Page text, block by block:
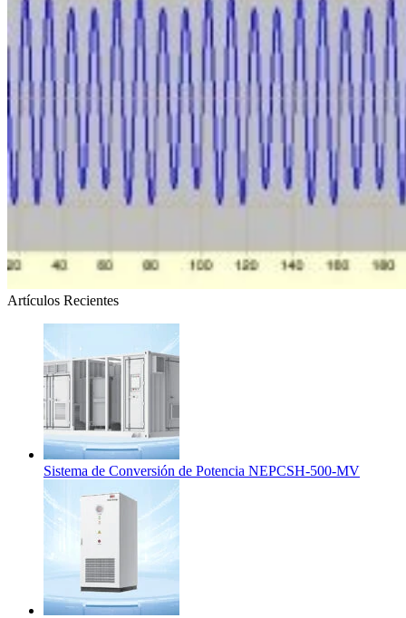
Artículos Recientes
Sistema de Conversión de Potencia NEPCSH-500-MV